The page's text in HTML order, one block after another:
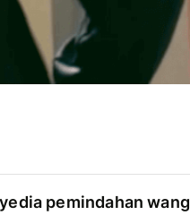
pemindahan wang